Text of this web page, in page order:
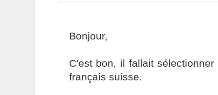
Bonjour,
C'est bon, il fallait
français suisse.